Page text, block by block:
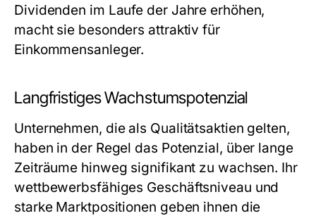
Dividenden im Laufe der Jahre erhöhen,
macht sie besonders attraktiv für
Einkommensanleger.
Langfristiges Wachstumspotenzial
Unternehmen, die als Qualitätsaktien gelten,
haben in der Regel das Potenzial, über lange
Zeiträume hinweg signifikant zu wachsen. Ihr
wettbewerbsfähiges Geschäftsniveau und
starke Marktpositionen geben ihnen die